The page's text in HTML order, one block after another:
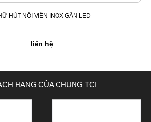
HÚT NỔI VIỀN INOX GẮN LED
liên hệ
HÀNG CỦA CHÚNG TÔI